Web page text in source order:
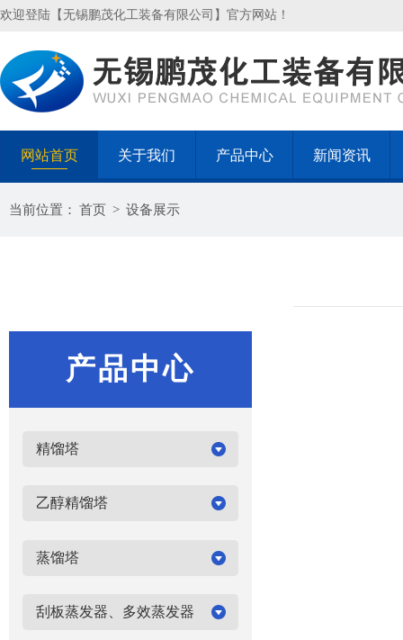
欢迎登陆【无锡鹏茂化工装备有限公司】官方网站！
网站首页 关于我们 产品中心 新闻资讯
当前位置： 首页 > 设备展示
产品中心
精馏塔
乙醇精馏塔
蒸馏塔
刮板蒸发器、多效蒸发器